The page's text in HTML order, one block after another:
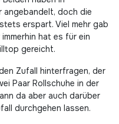
angebandelt, doch die
erspart. Viel mehr gab
hat es für ein
gereicht.
Zufall hinterfragen, der
Paar Rollschuhe in der
da aber auch darüber
durchgehen lassen.